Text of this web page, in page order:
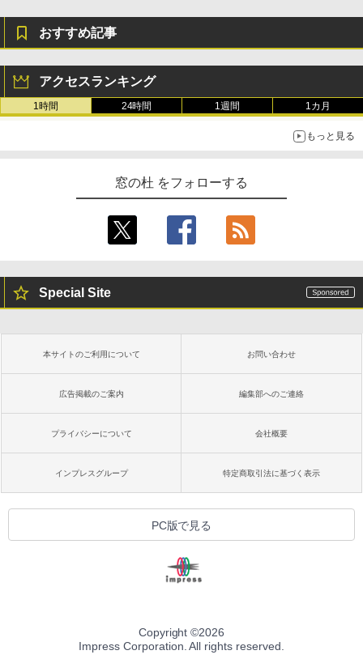
おすすめ記事
アクセスランキング
1時間 24時間 1週間 1カ月
もっと見る
窓の杜 をフォローする
Special Site
本サイトのご利用について お問い合わせ
広告掲載のご案内 編集部へのご連絡
プライバシーについて 会社概要
インプレスグループ 特定商取引法に基づく表示
PC版で見る
Copyright ©2026
Impress Corporation. All rights reserved.